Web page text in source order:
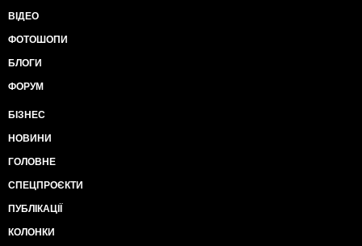
вартий. А пресі потом розказували, шо Нііністьо
совершив обичний рабочий візит для обсуждєнія
сотруднічества. Ага, щас...
При чому простежується чітка закономірність - коли
сорваться з катушок, Нііністьо в авральном порядке
зробити Запад, то фінський президент заздалегідь
отримує вказівку пригласить в намічені сроки ***** до
катушок не злетів. А одночасно, тихим
доброзичливим голосом перераховує ***** условія
сложно. І вислухать які спокойно та не ******** *****
ВІДЕО
ФОТОШОПИ
БЛОГИ
ФОРУМ
БІЗНЕС
НОВИНИ
ГОЛОВНЕ
СПЕЦПРОЄКТИ
ПУБЛІКАЦІЇ
КОЛОНКИ